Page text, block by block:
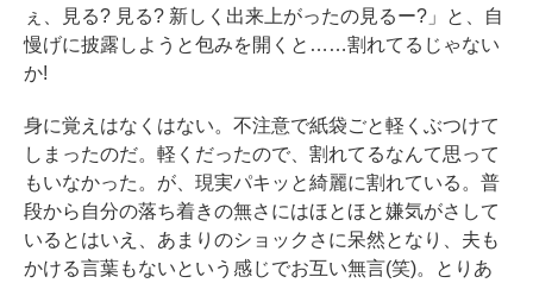
ぇ、見る? 見る? 新しく出来上がったの見るー?」と、自
慢げに披露しようと包みを開くと……割れてるじゃない
か!
身に覚えはなくはない。不注意で紙袋ごと軽くぶつけて
しまったのだ。軽くだったので、割れてるなんて思って
もいなかった。が、現実パキッと綺麗に割れている。普
段から自分の落ち着きの無さにはほとほと嫌気がさして
いるとはいえ、あまりのショックさに呆然となり、夫も
かける言葉もないという感じでお互い無言(笑)。とりあ